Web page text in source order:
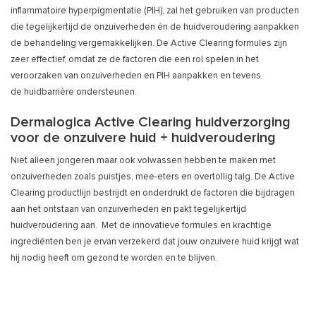
inflammatoire hyperpigmentatie (PIH), zal het gebruiken van producten
die tegelijkertijd de onzuiverheden én de huidveroudering aanpakken
de behandeling vergemakkelijken. De Active Clearing formules zijn
zeer effectief, omdat ze de factoren die een rol spelen in het
veroorzaken van onzuiverheden en PIH aanpakken en tevens
de huidbarrière ondersteunen.
Dermalogica Active Clearing huidverzorging
voor de onzuivere huid + huidveroudering
Niet alleen jongeren maar ook volwassen hebben te maken met
onzuiverheden zoals puistjes, mee-eters en overtollig talg. De Active
Clearing productlijn bestrijdt en onderdrukt de factoren die bijdragen
aan het ontstaan van onzuiverheden en pakt tegelijkertijd
huidveroudering aan. Met de innovatieve formules en krachtige
ingrediënten ben je ervan verzekerd dat jouw onzuivere huid krijgt wat
hij nodig heeft om gezond te worden en te blijven.